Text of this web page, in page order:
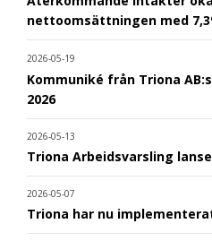
nettoomsättningen med
2026-05-19
Kommuniké från Triona
2026
2026-05-13
Triona Arbeidsvarsling
2026-05-07
Triona har nu